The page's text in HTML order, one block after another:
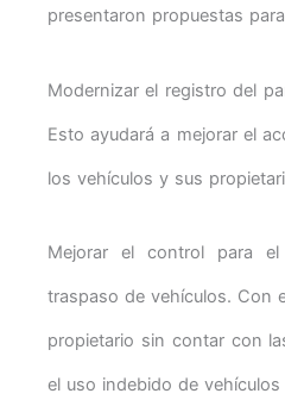
presentaron propuestas
Modernizar el registro del
Esto ayudará a mejorar el
los vehículos y sus
Mejorar el control para
traspaso de vehículos. Con
propietario sin contar con
el uso indebido de